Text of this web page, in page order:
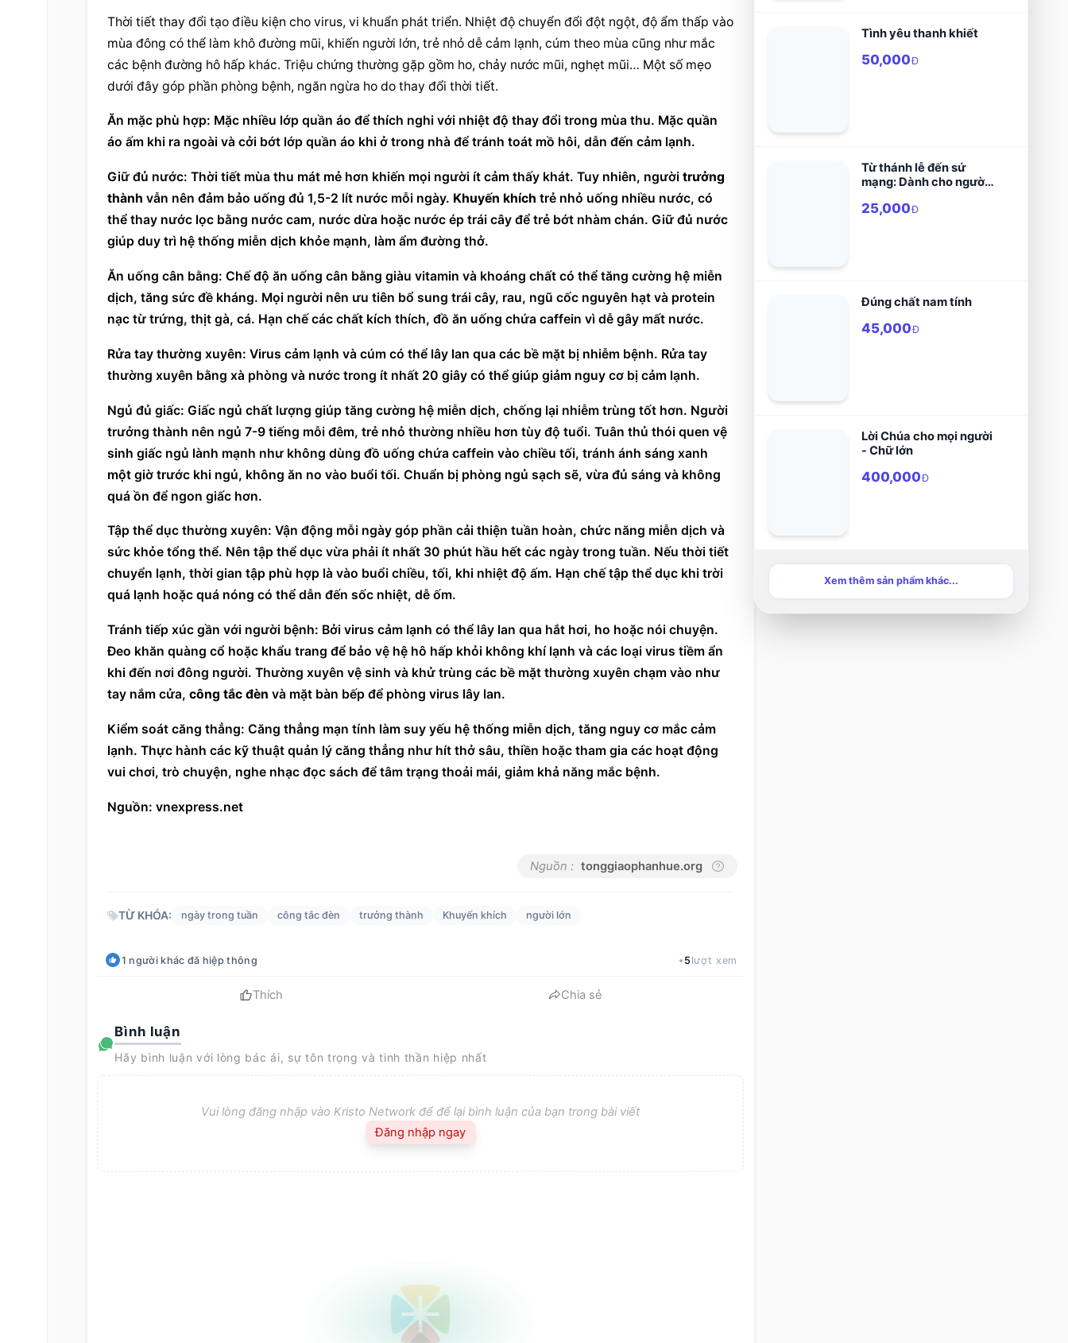
Thời tiết thay đổi tạo điều kiện cho virus, vi khuẩn phát triển. Nhiệt độ chuyển đổi đột ngột, độ ẩm thấp vào
mùa đông có thể làm khô đường mũi, khiến người lớn, trẻ nhỏ dễ cảm lạnh, cúm theo mùa cũng như mắc
các bệnh đường hô hấp khác. Triệu chứng thường gặp gồm ho, chảy nước mũi, nghẹt mũi… Một số mẹo
dưới đây góp phần phòng bệnh, ngăn ngừa ho do thay đổi thời tiết.
Ăn mặc phù hợp: Mặc nhiều lớp quần áo để thích nghi với nhiệt độ thay đổi trong mùa thu. Mặc quần
áo ấm khi ra ngoài và cởi bớt lớp quần áo khi ở trong nhà để tránh toát mồ hôi, dẫn đến cảm lạnh.
Giữ đủ nước: Thời tiết mùa thu mát mẻ hơn khiến mọi người ít cảm thấy khát. Tuy nhiên, người trưởng
thành vẫn nên đảm bảo uống đủ 1,5-2 lít nước mỗi ngày. Khuyến khích trẻ nhỏ uống nhiều nước, có
thể thay nước lọc bằng nước cam, nước dừa hoặc nước ép trái cây để trẻ bớt nhàm chán. Giữ đủ nước
giúp duy trì hệ thống miễn dịch khỏe mạnh, làm ẩm đường thở.
Ăn uống cân bằng: Chế độ ăn uống cân bằng giàu vitamin và khoáng chất có thể tăng cường hệ miễn
dịch, tăng sức đề kháng. Mọi người nên ưu tiên bổ sung trái cây, rau, ngũ cốc nguyên hạt và protein
nạc từ trứng, thịt gà, cá. Hạn chế các chất kích thích, đồ ăn uống chứa caffein vì dễ gây mất nước.
Rửa tay thường xuyên: Virus cảm lạnh và cúm có thể lây lan qua các bề mặt bị nhiễm bệnh. Rửa tay
thường xuyên bằng xà phòng và nước trong ít nhất 20 giây có thể giúp giảm nguy cơ bị cảm lạnh.
trưởng thành nên ngủ 7-9 tiếng mỗi đêm, trẻ nhỏ thường nhiều hơn tùy độ tuổi. Tuân thủ thói quen vệ
sinh giấc ngủ lành mạnh như không dùng đồ uống chứa caffein vào chiều tối, tránh ánh sáng xanh
một giờ trước khi ngủ, không ăn no vào buổi tối. Chuẩn bị phòng ngủ sạch sẽ, vừa đủ sáng và không
quá ồn để ngon giấc hơn.
Tập thể dục thường xuyên: Vận động mỗi ngày góp phần cải thiện tuần hoàn, chức năng miễn dịch và
sức khỏe tổng thể. Nên tập thể dục vừa phải ít nhất 30 phút hầu hết các ngày trong tuần. Nếu thời tiết
chuyển lạnh, thời gian tập phù hợp là vào buổi chiều, tối, khi nhiệt độ ấm. Hạn chế tập thể dục khi trời
quá lạnh hoặc quá nóng có thể dẫn đến sốc nhiệt, dễ ốm.
Tránh tiếp xúc gần với người bệnh: Bởi virus cảm lạnh có thể lây lan qua hắt hơi, ho hoặc nói chuyện.
Đeo khăn quàng cổ hoặc khẩu trang để bảo vệ hệ hô hấp khỏi không khí lạnh và các loại virus tiềm ẩn
khi đến nơi đông người. Thường xuyên vệ sinh và khử trùng các bề mặt thường xuyên chạm vào như
tay nắm cửa, công tắc đèn và mặt bàn bếp để phòng virus lây lan.
Kiểm soát căng thẳng: Căng thẳng mạn tính làm suy yếu hệ thống miễn dịch, tăng nguy cơ mắc cảm
lạnh. Thực hành các kỹ thuật quản lý căng thẳng như hít thở sâu, thiền hoặc tham gia các hoạt động
vui chơi, trò chuyện, nghe nhạc đọc sách để tâm trạng thoải mái, giảm khả năng mắc bệnh.
Nguồn: vnexpress.net
Nguồn : tonggiaophanhue.org
TỪ KHÓA: ngày trong tuần công tắc đèn trưởng thành Khuyến khích người lớn
1 người khác đã hiệp thông 5 lượt xem
Thích Chia sẻ
Bình luận
Hãy bình luận với lòng bác ái, sự tôn trọng và tinh thần hiệp nhất
Vui lòng đăng nhập vào Kristo Network để để lại bình luận của bạn trong bài viết
Đăng nhập ngay
Tình yêu thanh khiết
50,000Đ
Từ thánh lễ đến sứ
mạng: Dành cho người
25,000Đ
Đúng chất nam tính
45,000Đ
Lời Chúa cho mọi người
- Chữ lớn
400,000Đ
Xem thêm sản phẩm khác...